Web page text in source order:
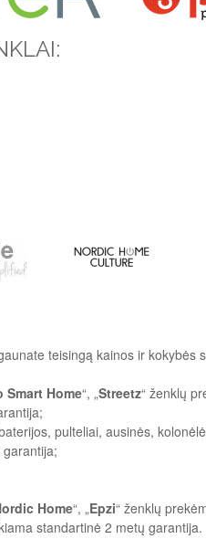
teisingą kainos ir
Smart Home“, „Streetz“ ženklų
pulteliai, ausinės,
Home“, „Epzi“ ženklų
standartinė 2 metų garantija.